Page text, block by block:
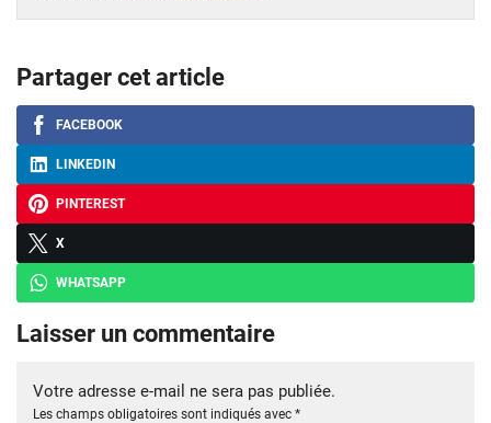
Partager cet article
FACEBOOK
LINKEDIN
PINTEREST
X
WHATSAPP
Laisser un commentaire
Votre adresse e-mail ne sera pas publiée.
Les champs obligatoires sont indiqués avec *